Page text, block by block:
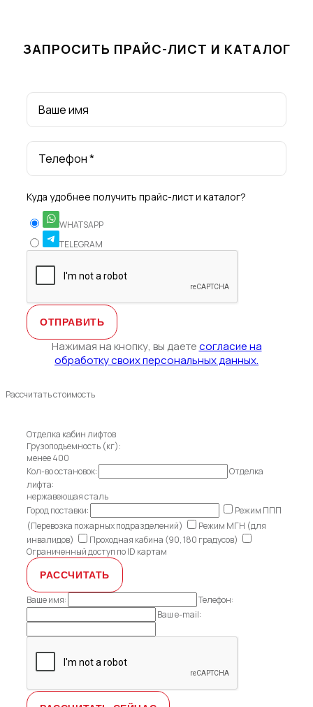
ЗАПРОСИТЬ ПРАЙС-ЛИСТ И КАТАЛОГ
Ваше имя
Телефон *
Куда удобнее получить прайс-лист и каталог?
WHATSAPP
TELEGRAM
Нажимая на кнопку, вы даетесогласие на
обработку своих персональных данных.
Рассчитать стоимость
Отделка кабин лифтов
Грузоподъемность (кг):
менее 400
Кол-во остановок:
Отделка
лифта:
нержавеющая сталь
Город поставки:
Режим ППП
(Перевозка пожарных подразделений)
Режим МГН (для
инвалидов)
Проходная кабина (90, 180 градусов)
Ограниченный доступ по ID картам
Ваше имя:
Телефон:
Ваш e-mail: